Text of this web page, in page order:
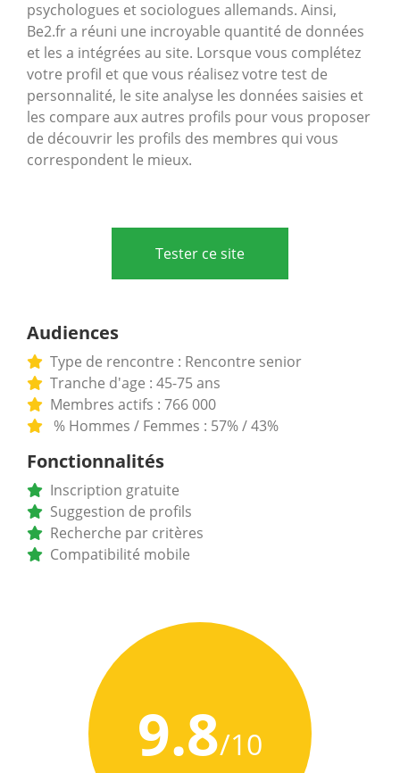
psychologues et sociologues allemands. Ainsi,
Be2.fr a réuni une incroyable quantité de données
et les a intégrées au site. Lorsque vous complétez
votre profil et que vous réalisez votre test de
personnalité, le site analyse les données saisies et
les compare aux autres profils pour vous proposer
de découvrir les profils des membres qui vous
correspondent le mieux.
Audiences
Type de rencontre : Rencontre senior
Tranche d'age : 45-75 ans
Membres actifs : 766 000
% Hommes / Femmes : 57% / 43%
Fonctionnalités
Inscription gratuite
Suggestion de profils
Recherche par critères
Compatibilité mobile
Tester ce site
9.8/10